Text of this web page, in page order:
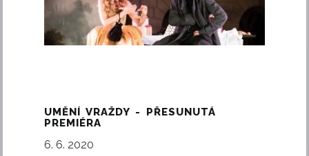
UMĚNÍ VRAŽDY - PŘESUNUTÁ
PREMIÉRA
6. 6. 2020